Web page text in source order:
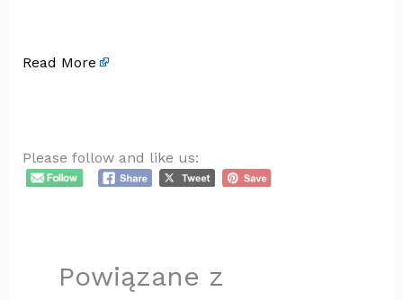
Read More
Please follow and like us:
Powiązane z